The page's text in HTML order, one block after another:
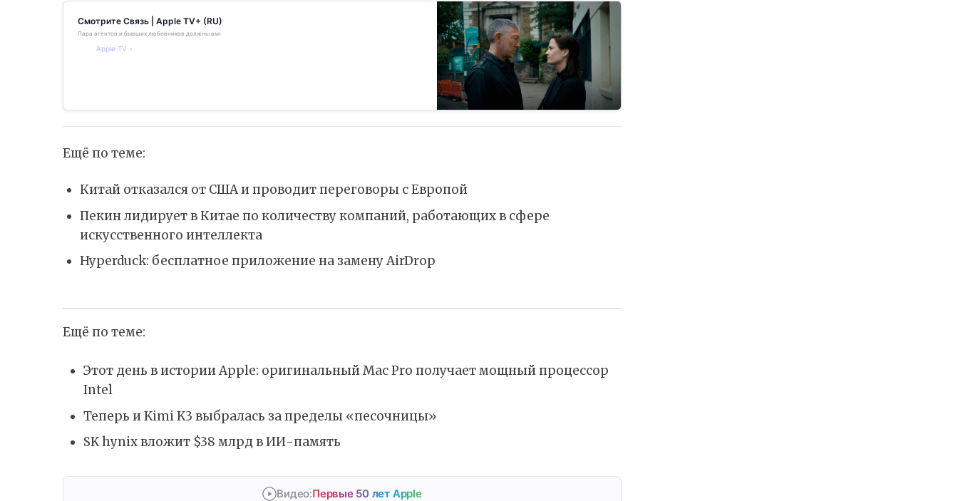
Смотрите Связь | Apple TV+ (RU)
Пара агентов и бывших любовников должны вместе защищать Великобританию от угрозы международных кибератак и распутывать тайны своих прошлых токсичных о…
Apple TV
Ещё по теме:
Китай отказался от США и проводит переговоры с Европой
Пекин лидирует в Китае по количеству компаний, работающих в сфере
искусственного интеллекта
Hyperduck: бесплатное приложение на замену AirDrop
Ещё по теме:
Этот день в истории Apple: оригинальный Mac Pro получает мощный процессор
Intel
Теперь и Kimi K3 выбралась за пределы «песочницы»
SK hynix вложит $38 млрд в ИИ-память
Видео:Первые 50 лет Apple